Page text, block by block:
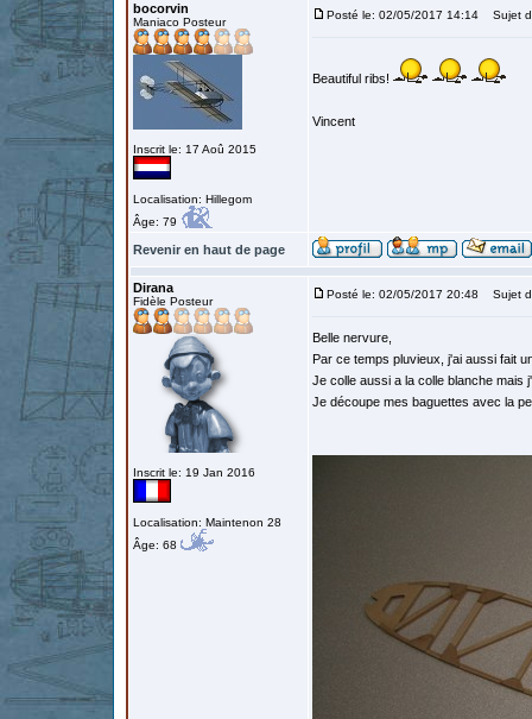
bocorvin
Maniaco Posteur
Inscrit le: 17 Aoû 2015
Localisation: Hillegom
Âge: 79
Posté le: 02/05/2017 14:14 Sujet
Beautiful ribs!
Vincent
Revenir en haut de page
Dirana
Fidèle Posteur
Inscrit le: 19 Jan 2016
Localisation: Maintenon 28
Âge: 68
Posté le: 02/05/2017 20:48 Sujet
Belle nervure,
Par ce temps pluvieux, j'ai aussi fait
Je colle aussi a la colle blanche mais
Je découpe mes baguettes avec la